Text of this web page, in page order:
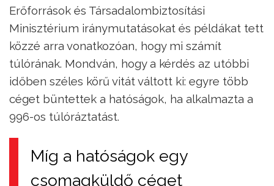
Erőforrások és Társadalombiztosítási
Minisztérium iránymutatásokat és példákat tett
közzé arra vonatkozóan, hogy mi számít
túlórának. Mondván, hogy a kérdés az utóbbi
időben széles körű vitát váltott ki: egyre több
céget büntettek a hatóságok, ha alkalmazta a
996-os túlóráztatást.
Míg a hatóságok egy
csomagküldő céget